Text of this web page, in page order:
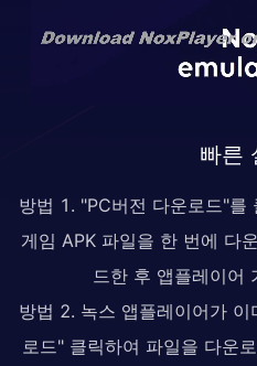
빠른
방법 1. "PC버전 다운로드"를
게임 APK 파일을 한 번에 다
드한 후 앱플레이어
방법 2. 녹스 앱플레이어가
로드" 클릭하여 파일을 다운